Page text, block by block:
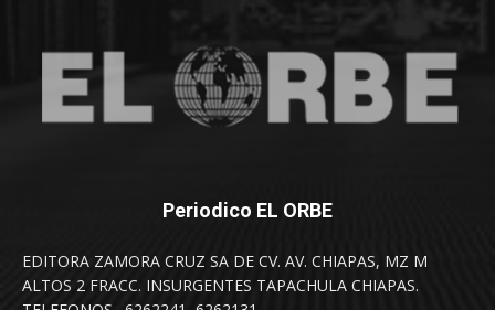
Periodico EL ORBE
EDITORA ZAMORA CRUZ SA DE CV. AV. CHIAPAS, MZ M
ALTOS 2 FRACC. INSURGENTES TAPACHULA CHIAPAS.